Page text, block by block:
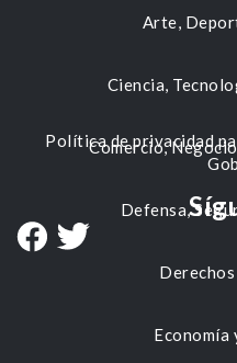
Arte,
Ciencia,
Comercio,
Defensa,
Economía
Política de privacidad